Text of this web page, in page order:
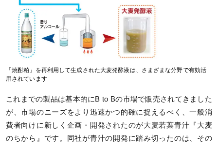
「焼酎粕」を再利用して生成された大麦発酵液は、さまざまな分野で有効活
用されています
これまでの製品は基本的にB to Bの市場で販売されてきました
が、市場のニーズをより迅速かつ的確に捉えるべく、一般消
費者向けに新しく企画・開発されたのが大麦若葉青汁『大麦
のちから』です。同社が青汁の開発に踏み切ったのは、その